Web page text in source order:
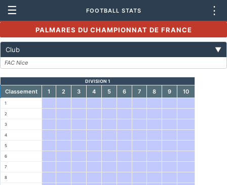
☰ FOOTBALL STATS ⋮
PALMARES DU CHAMPIONNAT DE FRANCE
Club ▼
FAC Nice
DIVISION 1
Classement 1 2 3 4 5 6 7 8 9 10
1
2
3
4
5
6
7
8